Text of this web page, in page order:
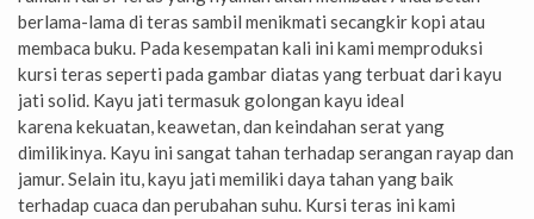
berlama-lama di teras sambil menikmati secangkir kopi atau
membaca buku. Pada kesempatan kali ini kami memproduksi
kursi teras seperti pada gambar diatas yang terbuat dari kayu
jati solid. Kayu jati termasuk golongan kayu ideal
karena kekuatan, keawetan, dan keindahan serat yang
dimilikinya. Kayu ini sangat tahan terhadap serangan rayap dan
jamur. Selain itu, kayu jati memiliki daya tahan yang baik
terhadap cuaca dan perubahan suhu. Kursi teras ini kami